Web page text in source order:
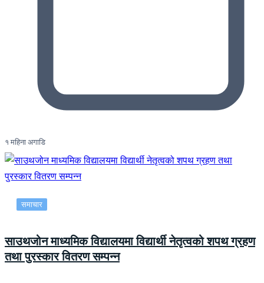
१ महिना अगाडि
समाचार
साउथजोन माध्यमिक विद्यालयमा विद्यार्थी नेतृत्वको शपथ ग्रहण
तथा पुरस्कार वितरण सम्पन्न